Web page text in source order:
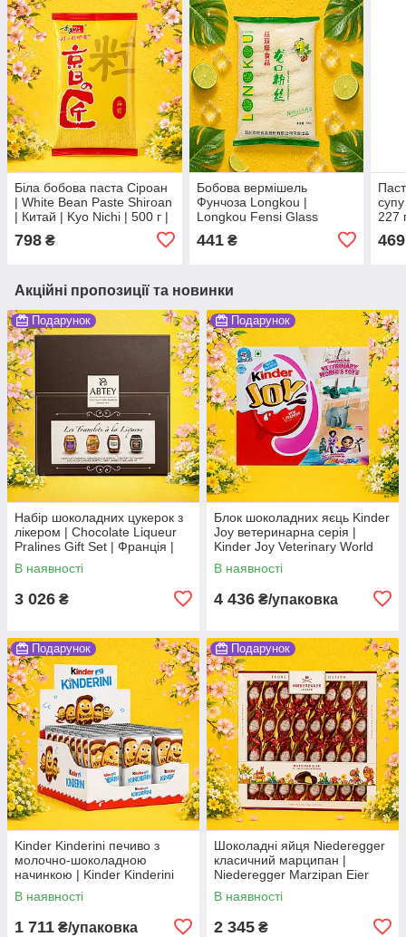
Біла бобова паста Сіроан
| White Bean Paste Shiroan
| Китай | Kyo Nichi | 500 г |
десертів Ю
798 ₴
Бобова вермішель
Фунчоза Longkou |
Longkou Fensi Glass
Vermicelli | Китай | Fensi |
500 г XCФомомеЧ
441₴
227
469
Акційні пропозиції та новинки
Подарунок
Набір шоколадних цукерок з
лікером | Chocolate Liqueur
Pralines Gift Set | Франція |
Abtey | 920 г Во2
В наявності
3 026 ₴
Подарунок
Блок шоколадних яєць Kinder
Joy ветеринарна серія |
Kinder Joy Veterinary World
Girls Edition | Польща | Kinder
| 480 г Во1
В наявності
4 436 ₴/упаковка
Подарунок
Kinder Kinderini печиво з
молочно-шоколадною
начинкою | Kinder Kinderini
Biscuits | Німеччина | Kinder |
24 × 25 г Во1
В наявності
1 711 ₴/упаковка
Подарунок
Шоколадні яйця Niederegger
класичний марципан |
Niederegger Marzipan Eier
Classic | Німеччина |
Niederegger | 400 г Во1
В наявності
2 345 ₴